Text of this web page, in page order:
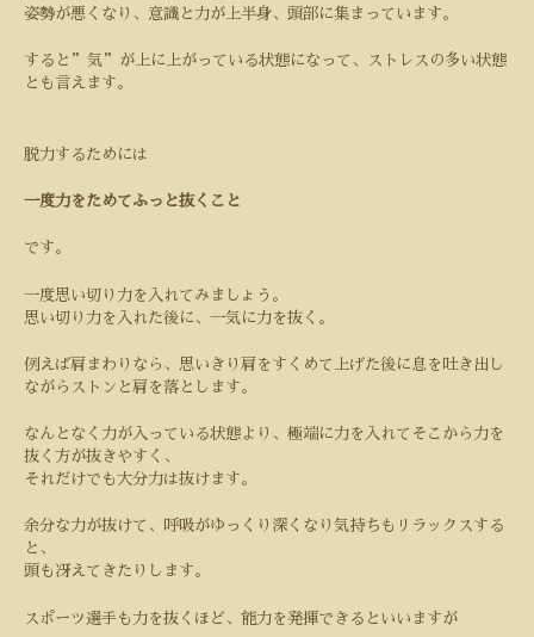
姿勢が悪くなり、意識と力が上半身、頭部に集まっています。
すると ” 気 ” が上に上がっている状態になって、ストレスの多い状態
とも言えます。
脱力するためには
一度力をためてふっと抜くこと
です。
一度思い切り力を入れてみましょう。
思い切り力を入れた後に、一気に力を抜く。
例えば肩まわりなら、思いきり肩をすくめて上げた後に息を吐き出し
ながらストンと肩を落とします。
なんとなく力が入っている状態より、極端に力を入れてそこから力を
抜く方が抜きやすく、
それだけでも大分力は抜けます。
余分な力が抜けて、呼吸がゆっくり深くなり気持ちもリラックスする
と、
頭も冴えてきたりします。
スポーツ選手も力を抜くほど、能力を発揮できるといいますが